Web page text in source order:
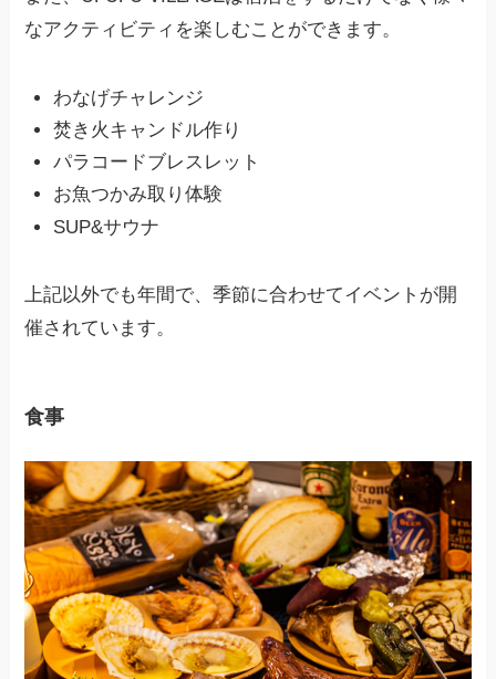
なアクティビティを楽しむことができます。
わなげチャレンジ
焚き火キャンドル作り
パラコードブレスレット
お魚つかみ取り体験
SUP&サウナ
上記以外でも年間で、季節に合わせてイベントが開
催されています。
食事